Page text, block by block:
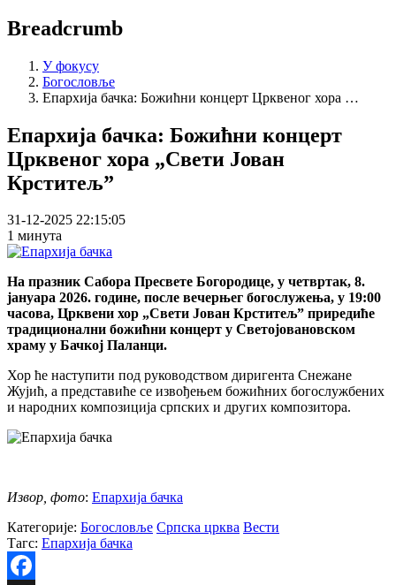
Breadcrumb
У фокусу
Богословље
Епархија бачка: Божићни концерт Црквеног хора …
Епархија бачка: Божићни концерт
Црквеног хора „Свети Јован
Крститељˮ
31-12-2025 22:15:05
1 минута
На празник Сабора Пресвете Богородице, у четвртак, 8.
јануара 2026. године, после вечерњег богослужења, у 19:00
часова, Црквени хор „Свети Јован Крститељˮ приредиће
традиционални божићни концерт у Светојовановском
храму у Бачкој Паланци.
Хор ће наступити под руководством диригента Снежане
Жујић, а представиће се извођењем божићних богослужбених
и народних композиција српских и других композитора.
Извор, фото: Епархија бачка
Категорије: Богословље Српска црква Вести
Тагс: Епархија бачка